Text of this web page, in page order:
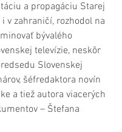
a propagáciu Starej
v zahraničí, rozhodol na
bývalého
televízie, neskôr
Slovenskej
šéfredaktora novín
a tiež autora viacerých
– Štefana